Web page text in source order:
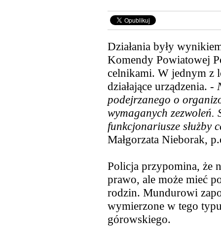
Działania były
Komendy Powiatowej
celnikami. W jednym z
działające urządzenia. -
podejrzanego o
wymaganych zezwoleń.
funkcjonariusze służby
Małgorzata Nieborak,
Policja przypomina, że
prawo, ale może mieć
rodzin. Mundurowi
wymierzone w tego
górowskiego.